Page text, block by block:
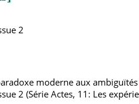
2
moderne aux
2 (Série Actes, 11: Les